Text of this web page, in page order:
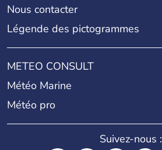
Nous contacter
Légende des pictogrammes
METEO CONSULT
Météo Marine
Météo pro
Suivez-nous :